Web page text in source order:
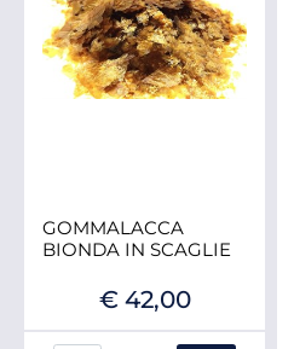
GOMMALACCA
BIONDA IN SCAGLIE
€ 42,00